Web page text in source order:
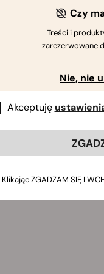
RQS
butelkę o
usta połową
z pozostałą
wypluj i ciesz
Mouthwash:
poza zasięgiem
przerwij
Czy
Treści i
zarezerwowane
Nie, nie
Akceptuję
Klikając ZGADZAM SIĘ I